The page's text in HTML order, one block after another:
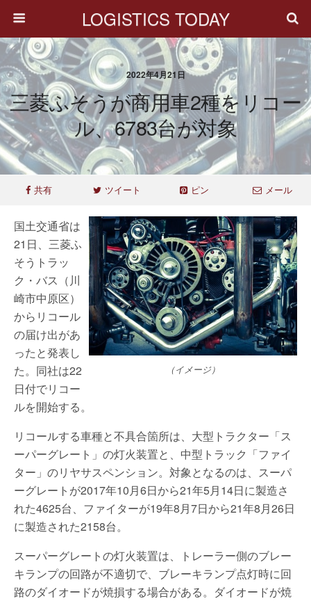
LOGISTICS TODAY
2022年4月21日
三菱ふそうが商用車2種をリコー
ル、6783台が対象
共有 ツイート ピン メール
（イメージ）
国土交通省は
21日、三菱ふ
そうトラッ
ク・バス（川
崎市中原区）
からリコール
の届け出があ
ったと発表し
た。同社は22
日付でリコー
ルを開始する。
リコールする車種と不具合箇所は、大型トラクター「ス
ーパーグレート」の灯火装置と、中型トラック「ファイ
ター」のリヤサスペンション。対象となるのは、スーパ
ーグレートが2017年10月6日から21年5月14日に製造さ
れた4625台、ファイターが19年8月7日から21年8月26日
に製造された2158台。
スーパーグレートの灯火装置は、トレーラー側のブレー
キランプの回路が不適切で、ブレーキランプ点灯時に回
路のダイオードが焼損する場合がある。ダイオードが焼